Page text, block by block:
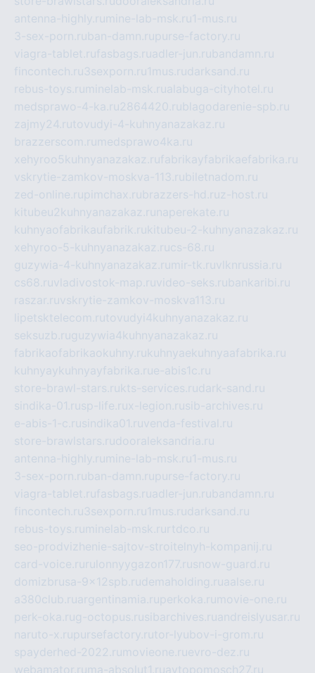
antenna-highly.ru mine-lab-msk.ru1-mus.ru
3-sex-porn.ruban-damn.rupurse-factory.ru
viagra-tablet.rufasbags.ruadler-jun.rubandamn.ru
fincontech.ru3sexporn.ru1mus.rudarksand.ru
rebus-toys.ru minelab-msk.rualabuga-cityhotel.ru
medsprawo-4-ka.ru2864420.rublagodarenie-spb.ru
zajmy24.rutovudyi-4-kuhnyanazakaz.ru
brazzerscom.ru medsprawo4ka.ru
xehyroo5kuhnyanazakaz.rufabrikayfabrikaefabrika.ru
vskrytie-zamkov-moskva-113.rubiletnadom.ru
zed-online.rupimchax.rubrazzers-hd.ruz-host.ru
kitubeu2kuhnyanazakaz.ru naperekate.ru
kuhnyaofabrikaufabrik.rukitubeu-2-kuhnyanazakaz.ru
xehyroo-5-kuhnyanazakaz.rucs-68.ru
guzywia-4-kuhnyanazakaz.ru mir-tk.ruvlknrussia.ru
cs68.ruvladivostok-map.ruvideo-seks.rubankaribi.ru
raszar.ruvskrytie-zamkov-moskva113.ru
lipetsktelecom.rutovudyi4kuhnyanazakaz.ru
seksuzb.ruguzywia4kuhnyanazakaz.ru
fabrikaofabrikaokuhny.rukuhnyaekuhnyaafabrika.ru
kuhnyaykuhnyayfabrika.rue-abis1c.ru
store-brawl-stars.rukts-services.rudark-sand.ru
sindika-01.rusp-life.rux-legion.rusib-archives.ru
e-abis-1-c.rusindika01.ruvenda-festival.ru
store-brawlstars.rudooraleksandria.ru
antenna-highly.ru mine-lab-msk.ru1-mus.ru
3-sex-porn.ruban-damn.rupurse-factory.ru
viagra-tablet.rufasbags.ruadler-jun.rubandamn.ru
fincontech.ru3sexporn.ru1mus.rudarksand.ru
rebus-toys.ru minelab-msk.ru rtdco.ru
seo-prodvizhenie-sajtov-stroitelnyh-kompanij.ru
card-voice.ru rulonnyygazon177.rusnow-guard.ru
domizbrusa-9x12spb.rudemaholding.ruaalse.ru
a380club.ruargentinamia.ruperkoka.ru movie-one.ru
perk-oka.rug-octopus.rusibarchives.ruandreislyusar.ru
naruto-x.rupursefactory.rutor-lyubov-i-grom.ru
spayderhed-2022.ru movieone.ruevro-dez.ru
webamator.ru ma-absolut1.ruavtopomosch27.ru